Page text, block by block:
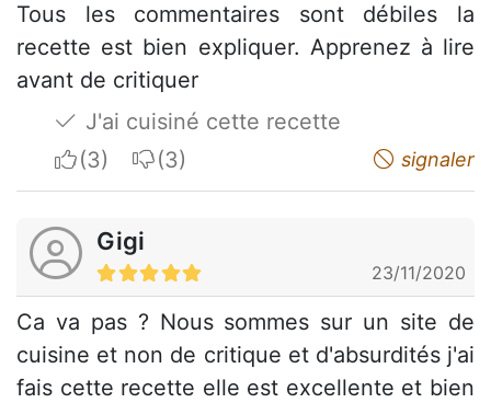
Tous les commentaires sont débiles la
recette est bien expliquer. Apprenez à lire
avant de critiquer
J'ai cuisiné cette recette
I apreciateI do not appreciate signaler
Gigi
23/11/2020
Ca va pas ? Nous sommes sur un site de
cuisine et non de critique et d'absurdités j'ai
fais cette recette elle est excellente et bien